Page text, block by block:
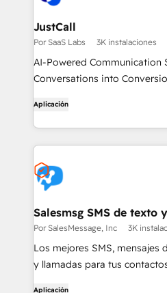
JustCall
Por SaaS Labs 3K instalaciones
AI-Powered Communication
Conversations into
Aplicación
Salesmsg SMS de texto
Por SalesMessage, Inc 3K
Los mejores SMS,
y llamadas para tus
Aplicación